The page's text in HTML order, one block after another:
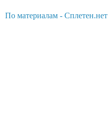
По материалам - Сплетен.нет